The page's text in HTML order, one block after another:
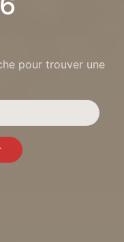
pour trouver une